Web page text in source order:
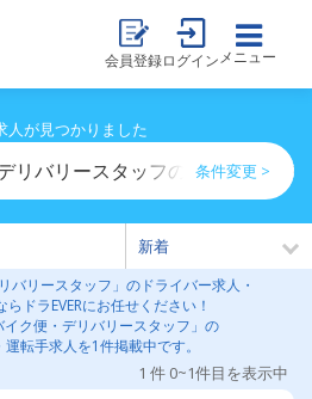
会員登録ログイン メニュー
人が見つかりました
リバリースタッフのドライバー求
条件変更 >
バリースタッフ」のドライバー求人・
ドラEVERにお任せください！
ク便・デリバリースタッフ」の
転手求人を1件掲載中です。
1 件 0~1件目を表示中